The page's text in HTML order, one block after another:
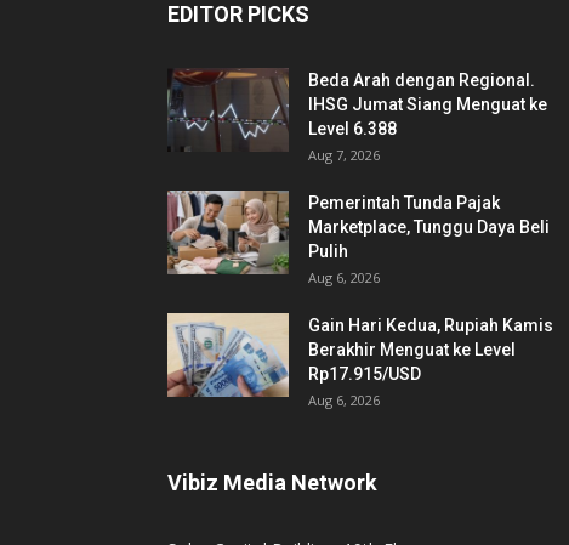
EDITOR PICKS
Beda Arah dengan Regional.
IHSG Jumat Siang Menguat ke
Level 6.388
Aug 7, 2026
Pemerintah Tunda Pajak
Marketplace, Tunggu Daya Beli
Pulih
Aug 6, 2026
Gain Hari Kedua, Rupiah Kamis
Berakhir Menguat ke Level
Rp17.915/USD
Aug 6, 2026
Vibiz Media Network